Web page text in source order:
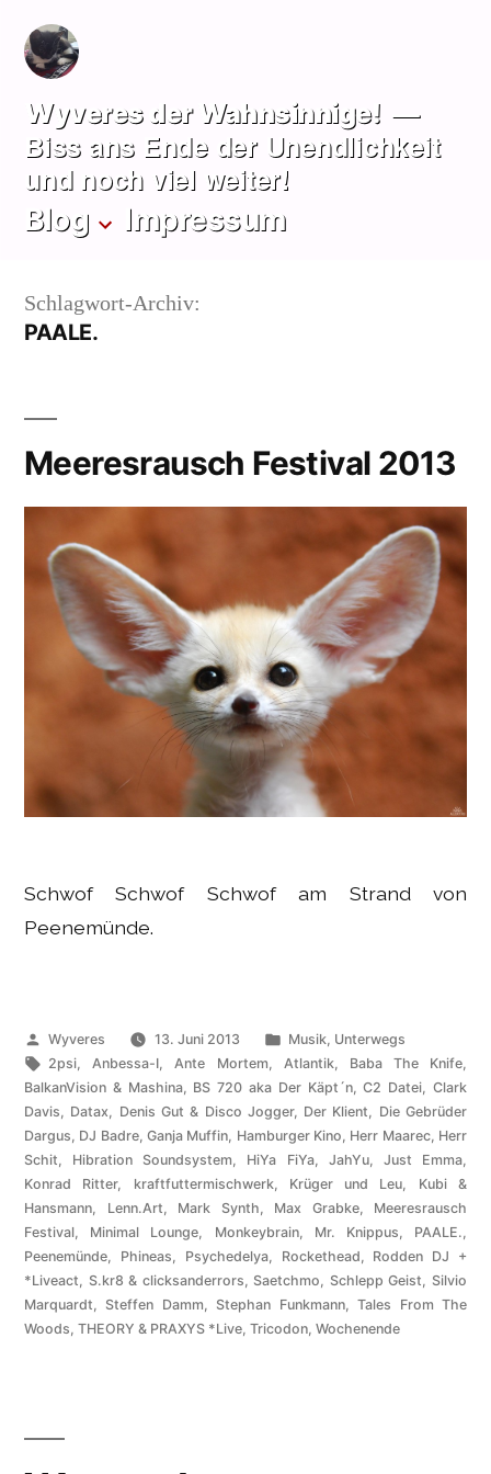
Zum
Inhalt
springen
Wyveres der Wahnsinnige!
Biss ans Ende der Unendlichkeit
und noch viel weiter!
Blog Impressum
Schlagwort-Archiv:
PAALE.
Meeresrausch Festival 2013
Schwof Schwof Schwof am Strand von
Peenemünde.
Veröffentlicht
von
Wyveres 13. Juni 2013
Veröffentlicht
unter
Musik, Unterwegs
Schlagwörter:
2psi Anbessa-I Ante Mortem Atlantik, Baba The Knife
BalkanVision & Mashina, BS 720 aka Der Käpt´n,C2 Datei ,Clark
Davis
Datax Denis Gut & Disco Jogger, Der Klient
Die Gebrüder
Dargus DJ Badre,Ganja Muffin Hamburger Kino Herr Maarec, Herr
Schit
Hibration Soundsystem HiYa FiYa, JahYu, Just Emma
Konrad Ritter, kraftfuttermischwerk, Krüger und Leu
Kubi &
Hansmann
Lenn.Art Mark Synth Max Grabke, Meeresrausch
Festival
Minimal Lounge Monkeybrain, Mr. Knippus PAALE.
Peenemünde
Phineas Psychedelya, Rockethead
Rodden DJ +
*Liveact
S.kr8 & clicksanderrors Saetchmo Schlepp Geist
Silvio
Marquardt
Steffen Damm Stephan Funkmann,Tales From The
Woods THEORY & PRAXYS *Live Tricodon Wochenende